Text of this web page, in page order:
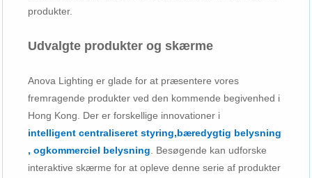
produkter.
Udvalgte produkter og skærme
Anova Lighting er glade for at præsentere vores
fremragende produkter ved den kommende begivenhed i
Hong Kong. Der er forskellige innovationer i
intelligent centraliseret styring,bæredygtig belysning
, ogkommerciel belysning . Besøgende kan udforske
interaktive skærme for at opleve denne serie af produkter